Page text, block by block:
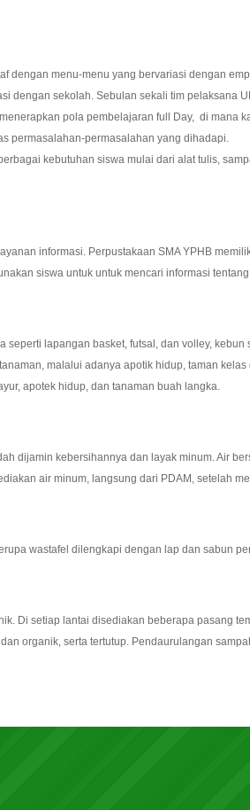
dengan menu-menu yang bervariasi dengan
dengan sekolah. Sebulan sekali tim
pola pembelajaran full Day, di mana
permasalahan-permasalahan yang dihadapi.
kebutuhan siswa mulai dari alat tulis,
informasi. Perpustakaan SMA YPHB
siswa untuk untuk mencari informasi
lapangan basket, futsal, dan volley,
malalui adanya apotik hidup, taman
apotek hidup, dan tanaman buah langka.
dijamin kebersihannya dan layak minum. Air
air minum, langsung dari PDAM, setelah
wastafel dilengkapi dengan lap dan sabun
Di setiap lantai disediakan beberapa pasang
organik, serta tertutup. Pendaurulangan